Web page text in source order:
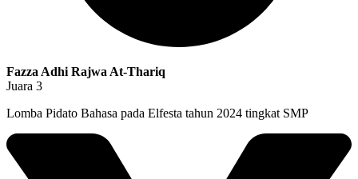
Fazza Adhi Rajwa At-Thariq
Juara 3
Lomba Pidato Bahasa pada Elfesta tahun 2024 tingkat SMP